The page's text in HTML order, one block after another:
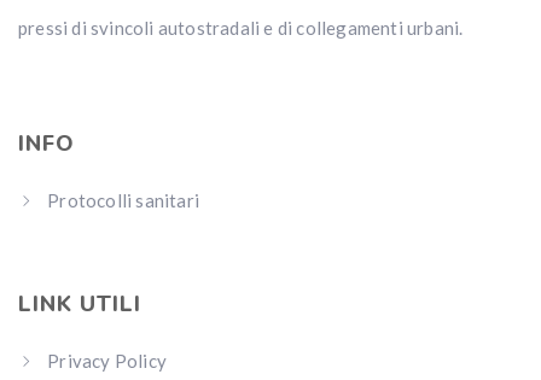
pressi di svincoli autostradali e di collegamenti urbani.
INFO
Protocolli sanitari
LINK UTILI
Privacy Policy